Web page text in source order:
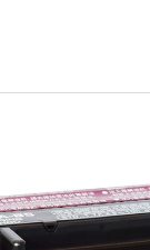
BIKE AGM